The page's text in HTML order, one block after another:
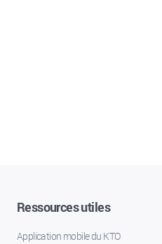
Ressources utiles
Application mobile du KTO